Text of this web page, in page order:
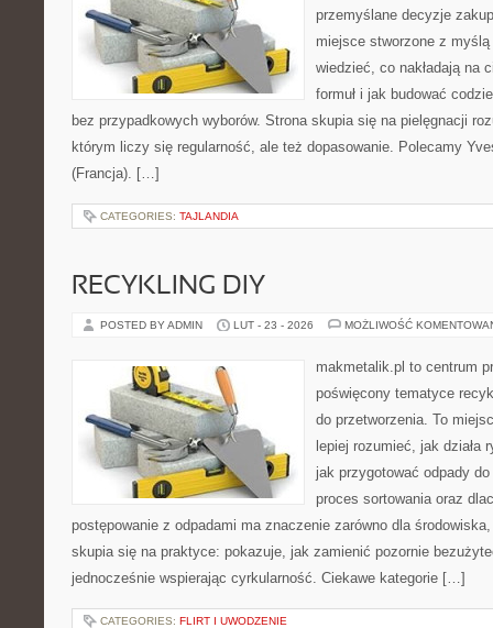
przemyślane decyzje
miejsce stworzone z
wiedzieć, co nakładają na
formuł i jak budować
bez przypadkowych wyborów. Strona skupia się na pielęgnacji
którym liczy się regularność, ale też dopasowanie. Polecamy
(Francja). […]
CATEGORIES: TAJLANDIA
RECYKLING DIY
POSTED BY ADMIN LUT - 23 - 2026 MOŻLIWOŚĆ
makmetalik.pl to centrum
poświęcony tematyce
do przetworzenia. To
lepiej rozumieć, jak działa
jak przygotować odpady
proces sortowania oraz
postępowanie z odpadami ma znaczenie zarówno dla
skupia się na praktyce: pokazuje, jak zamienić pozornie
jednocześnie wspierając cyrkularność. Ciekawe kategorie […]
CATEGORIES: FLIRT I UWODZENIE